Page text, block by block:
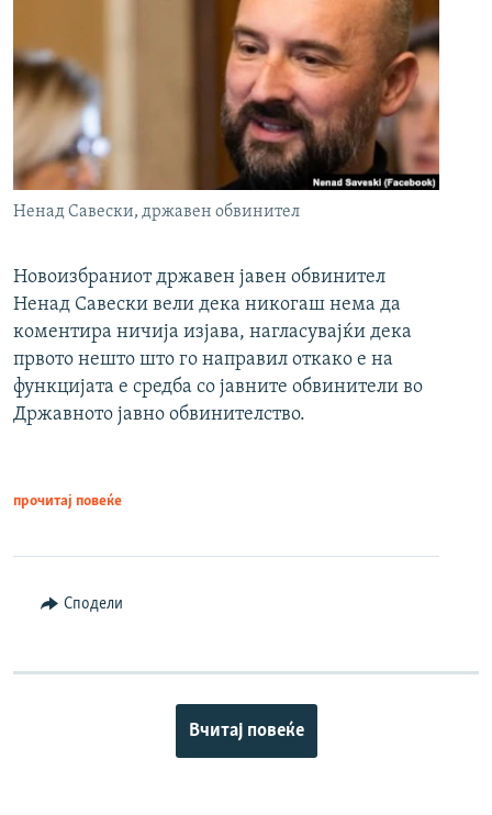
Ненад Савески, државен обвинител
Новоизбраниот државен јавен обвинител
Ненад Савески вели дека никогаш нема да
коментира ничија изјава, нагласувајќи дека
првото нешто што го направил откако е на
функцијата е средба со јавните обвинители во
Државното јавно обвинителство.
прочитај повеќе
Сподели
Вчитај повеќе